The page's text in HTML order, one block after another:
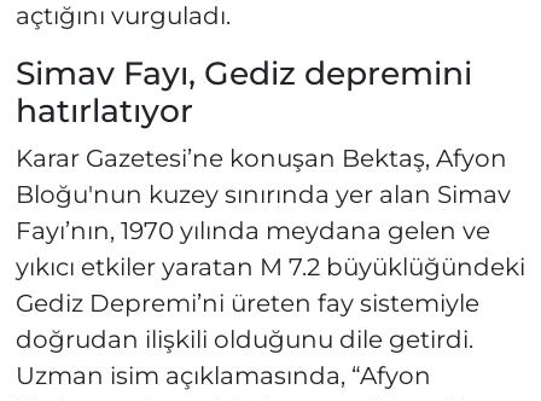
açtığını vurguladı.
Simav Fayı, Gediz depremini
hatırlatıyor
Karar Gazetesi’ne konuşan Bektaş, Afyon
Bloğu'nun kuzey sınırında yer alan Simav
Fayı’nın, 1970 yılında meydana gelen ve
yıkıcı etkiler yaratan M 7.2 büyüklüğündeki
Gediz Depremi’ni üreten fay sistemiyle
doğrudan ilişkili olduğunu dile getirdi.
Uzman isim açıklamasında, “Afyon